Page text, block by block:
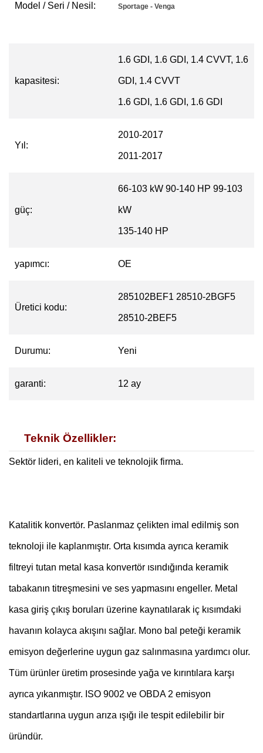
Model / Seri / Nesil: Sportage - Venga
kapasitesi:
1.6 GDI, 1.6 GDI, 1.4 CVVT, 1.6
GDI, 1.4 CVVT
1.6 GDI, 1.6 GDI, 1.6 GDI
Yıl:
2010-2017
2011-2017
güç:
66-103 kW 90-140 HP 99-103
kW
135-140 HP
yapımcı: OE
Üretici kodu:
285102BEF1 28510-2BGF5
28510-2BEF5
Durumu: Yeni
garanti: 12 ay
Teknik Özellikler:
Sektör lideri, en kaliteli ve teknolojik firma.
Katalitik konvertör. Paslanmaz çelikten imal edilmiş son
teknoloji ile kaplanmıştır. Orta kısımda ayrıca keramik
filtreyi tutan metal kasa konvertör ısındığında keramik
tabakanın titreşmesini ve ses yapmasını engeller. Metal
kasa giriş çıkış boruları üzerine kaynatılarak iç kısımdaki
havanın kolayca akışını sağlar. Mono bal peteği keramik
emisyon değerlerine uygun gaz salınmasına yardımcı olur.
Tüm ürünler üretim prosesinde yağa ve kırıntılara karşı
ayrıca yıkanmıştır. ISO 9002 ve OBDA 2 emisyon
standartlarına uygun arıza ışığı ile tespit edilebilir bir
üründür.